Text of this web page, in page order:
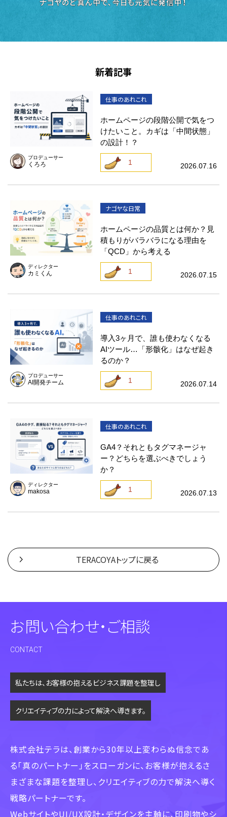
新着記事
プロデューサー
くろろ
仕事のあれこれ
ホームページの段階公開で気をつ
けたいこと。カギは「中間状態」
の設計！？
1 2026.07.16
ディレクター
カミくん
ナゴヤな日常
ホームページの品質とは何か？見
積もりがバラバラになる理由を
「QCD」から考える
1 2026.07.15
プロデューサー
AI開発チーム
仕事のあれこれ
導入3ヶ月で、誰も使わなくなる
AIツール…「形骸化」はなぜ起き
るのか？
1 2026.07.14
ディレクター
makosa
仕事のあれこれ
GA4？それともタグマネージャ
ー？どちらを選ぶべきでしょう
か？
1 2026.07.13
TERACOYAトップに戻る
お問い合わせ・ご相談
CONTACT
私たちは、お客様の抱えるビジネス課題を整理し
クリエイティブの力によって解決へ導きます。
株式会社テラは、創業から30年以上変わらぬ信念であ
る「真のパートナー」をスローガンに、 お客様が抱えるさ
まざまな課題を整理し、クリエイティブの力で解決へ導く
戦略パートナーです。
WebサイトやUI/UX設計・デザインを主軸に、印刷物やシ